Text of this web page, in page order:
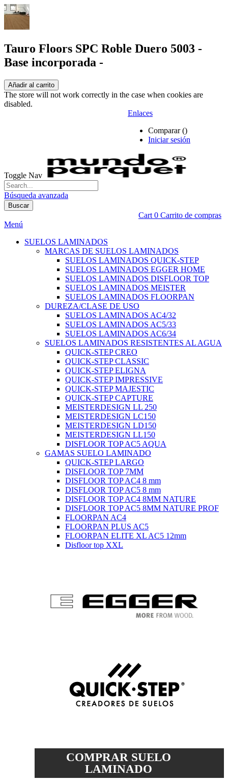
Tauro Floors SPC Roble Duero 5003 -
Base incorporada -
Añadir al carrito
The store will not work correctly in the case when cookies are
disabled.
Enlaces
Comparar ()
Iniciar sesión
Toggle Nav
Búsqueda avanzada
Buscar
Cart 0 Carrito de compras
Menú
SUELOS LAMINADOS
MARCAS DE SUELOS LAMINADOS
SUELOS LAMINADOS QUICK-STEP
SUELOS LAMINADOS EGGER HOME
SUELOS LAMINADOS DISFLOOR TOP
SUELOS LAMINADOS MEISTER
SUELOS LAMINADOS FLOORPAN
DUREZA/CLASE DE USO
SUELOS LAMINADOS AC4/32
SUELOS LAMINADOS AC5/33
SUELOS LAMINADOS AC6/34
SUELOS LAMINADOS RESISTENTES AL AGUA
QUICK-STEP CREO
QUICK-STEP CLASSIC
QUICK-STEP ELIGNA
QUICK-STEP IMPRESSIVE
QUICK-STEP MAJESTIC
QUICK-STEP CAPTURE
MEISTERDESIGN LL 250
MEISTERDESIGN LC150
MEISTERDESIGN LD150
MEISTERDESIGN LL150
DISFLOOR TOP AC5 AQUA
GAMAS SUELO LAMINADO
QUICK-STEP LARGO
DISFLOOR TOP 7MM
DISFLOOR TOP AC4 8 mm
DISFLOOR TOP AC5 8 mm
DISFLOOR TOP AC4 8MM NATURE
DISFLOOR TOP AC5 8MM NATURE PROF
FLOORPAN AC4
FLOORPAN PLUS AC5
FLOORPAN ELITE XL AC5 12mm
Disfloor top XXL
COMPRAR SUELO
LAMINADO